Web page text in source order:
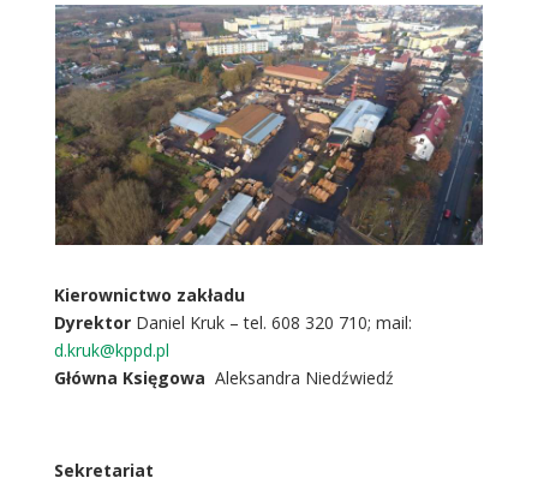
Kierownictwo zakładu
DyrektorDaniel Kruk – tel. 608 320 710; mail:
d.kruk@kppd.pl
Główna Księgowa Aleksandra Niedźwiedź
Sekretariat